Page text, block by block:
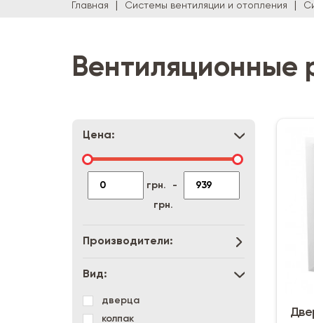
Главная Системы вентиляции и отопления
Вентиляционные
Цена:
грн. -
грн.
Производители:
Вид:
дверца
колпак